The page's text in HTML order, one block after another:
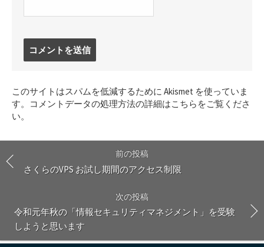
す
る
このサイトはスパムを低減するために Akismet を使っていま
す。
コメントデータの処理方法の詳細はこちらをご覧くださ
い。
前の投稿
さくらのVPS お試し期間のアクセス制限
次の投稿
令和元年秋の「情報セキュリティマネジメント」を受験
しようと思います